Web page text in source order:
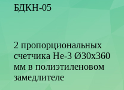
БДКН-05
2 пропорциональных
счетчика Не-3 Ø30x360
мм в полиэтиленовом
замедлителе